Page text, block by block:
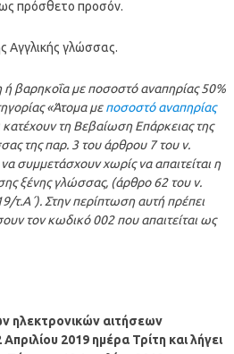
πρόσθετο προσόν.
Αγγλικής γλώσσας.
βαρηκοΐα με ποσοστό αναπηρίας 50%
«Άτομα μεποσοστό αναπηρίας
κατέχουν τη Βεβαίωση Επάρκειας της
της παρ. 3 του άρθρου 7 του ν.
συμμετάσχουν χωρίς να απαιτείται η
ξένης γλώσσας, (άρθρο 62 του ν.
Στην περίπτωση αυτή πρέπει
τον κωδικό 002 που απαιτείται ως
ηλεκτρονικών αιτήσεων
2019 ημέρα Τρίτη και λήγει